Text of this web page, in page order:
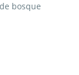
bosque
la
con